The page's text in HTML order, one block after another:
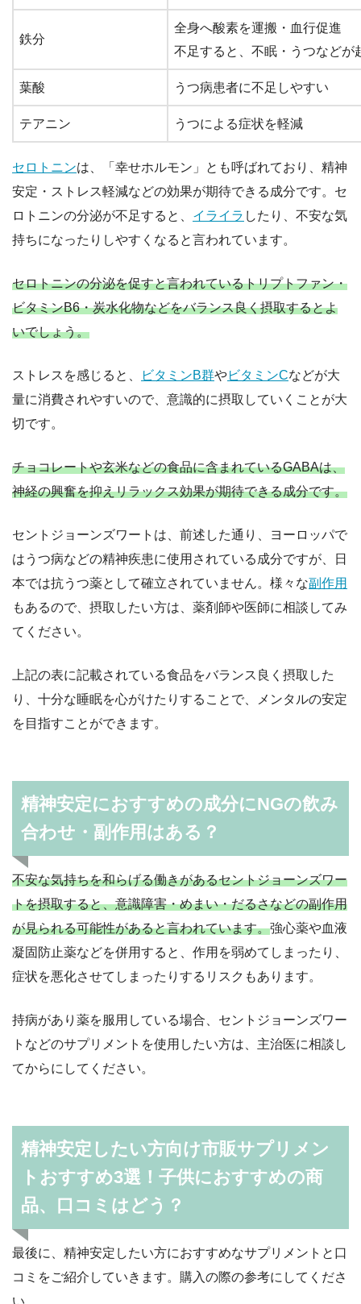
鉄分
全身へ酸素を運搬・血行促進
不足すると、不眠・うつなどが
葉酸 うつ病患者に不足しやすい
テアニン うつによる症状を軽減
セロトニンは、「幸せホルモン」とも呼ばれており、精神
安定・ストレス軽減などの効果が期待できる成分です。セ
ロトニンの分泌が不足すると、 イライラ したり、不安な気
持ちになったりしやすくなると言われています。
セロトニンの分泌を促すと言われているトリプトファン・
ビタミンB6・炭水化物などをバランス良く摂取するとよ
いでしょう。
ストレスを感じると、 ビタミンB群やビタミンCなどが大
量に消費されやすいので、意識的に摂取していくことが大
切です。
チョコレートや玄米などの食品に含まれているGABAは、
神経の興奮を抑えリラックス効果が期待できる成分です。
セントジョーンズワートは、前述した通り、ヨーロッパで
はうつ病などの精神疾患に使用されている成分ですが、日
本では抗うつ薬として確立されていません。様々な副作用
もあるので、摂取したい方は、薬剤師や医師に相談してみ
てください。
上記の表に記載されている食品をバランス良く摂取した
り、十分な睡眠を心がけたりすることで、メンタルの安定
を目指すことができます。
精神安定におすすめの成分にNGの飲み
合わせ・副作用はある？
不安な気持ちを和らげる働きがあるセントジョーンズワー
トを摂取すると、意識障害・めまい・だるさなどの副作用
が見られる可能性があると言われています。強心薬や血液
凝固防止薬などを併用すると、作用を弱めてしまったり、
症状を悪化させてしまったりするリスクもあります。
持病があり薬を服用している場合、セントジョーンズワー
トなどのサプリメントを使用したい方は、主治医に相談し
てからにしてください。
精神安定したい方向け市販サプリメン
トおすすめ3選！子供におすすめの商
品、口コミはどう？
最後に、精神安定したい方におすすめなサプリメントと口
コミをご紹介していきます。購入の際の参考にしてくださ